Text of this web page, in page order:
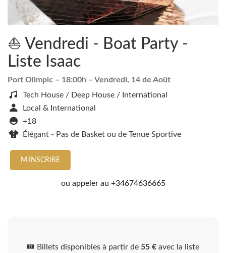
⛵ Vendredi - Boat Party -
Liste Isaac
Port Olimpic – 18:00h – Vendredi, 14 de Août
Tech House / Deep House / International
Local & International
+18
Élégant - Pas de Basket ou de Tenue Sportive
M'INSCRIRE
ou appeler au +34674636665
🎟️ Billets disponibles à partir de 55 € avec la liste